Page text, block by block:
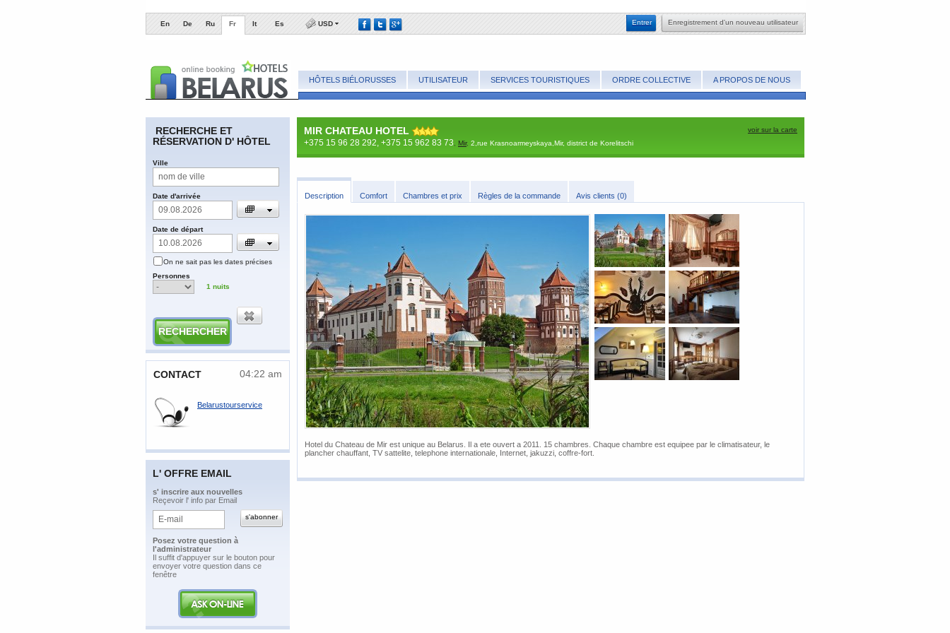
En De Ru Fr It Es USD ​Enregistrement d'un nouveau utilisateur
​Entrer
HÔTELS BIÉLORUSSES UTILISATEUR SERVICES TOURISTIQUES ORDRE COLLECTIVE A PROPOS DE NOUS
​RECHERCHE ET
RÉSERVATION D' HÔTEL
​Ville
​Date d'arrivée
​Date de départ
​On ne sait pas les dates précises
​Personnes
1 nuits
CONTACT 04:22 am
Belarustourservice
L' OFFRE EMAIL
​s' inscrire aux nouvelles
Reçevoir l' info par Email
Posez votre question à
l'administrateur
​Il suffit d'appuyer sur le bouton pour
envoyer votre question dans ce
fenêtre
voir sur la carte
MIR CHATEAU HOTEL
+375 15 96 28 292, +375 15 962 83 73 Mir, 2,rue Krasnoarmeyskaya,Mir, district de Korelitschi
​Description Comfort Cha​mbres et prix ​Règles de la commande Avis clients (0)
Hotel du Chateau de Mir est unique au Belarus. Il a ete ouvert a 2011. 15 chambres. Chaque chambre est equipee par le climatisateur, le
plancher chauffant, TV sattelite, telephone internationale, Internet, jakuzzi, coffre-fort.